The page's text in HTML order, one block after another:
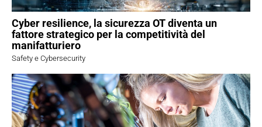
Cyber resilience, la sicurezza OT diventa un
fattore strategico per la competitività del
manifatturiero
Safety e Cybersecurity